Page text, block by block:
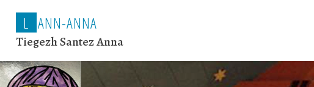
L ANN-ANNA
Tiegezh Santez Anna